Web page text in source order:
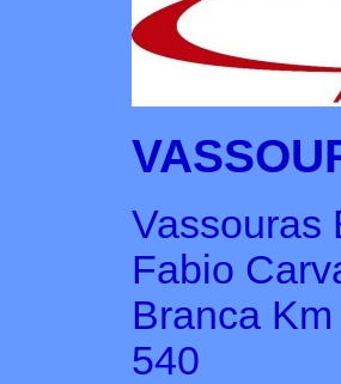
Vassouras
Fabio
Branca
540